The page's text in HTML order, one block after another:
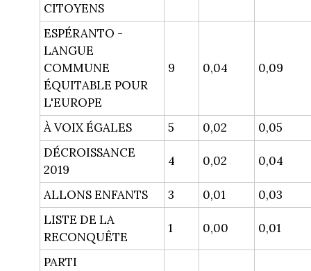
CITOYENS
ESPÉRANTO -
LANGUE
COMMUNE
ÉQUITABLE POUR
L'EUROPE
9 0,04 0,09
À VOIX ÉGALES 5 0,02
0,05
DÉCROISSANCE
2019
4 0,02 0,04
ALLONS ENFANTS 3 0,01
0,03
LISTE DE LA
RECONQUÊTE
1 0,00 0,01
PARTI